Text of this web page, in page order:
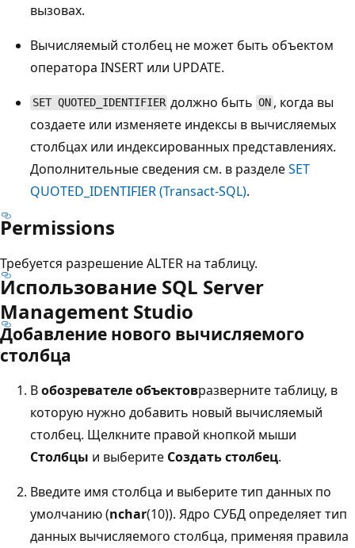
вызовах.
Вычисляемый столбец не может быть объектом
оператора INSERT или UPDATE.
SET QUOTED_IDENTIFIER должно бытьON, когда вы
создаете или изменяете индексы в вычисляемых
столбцах или индексированных представлениях.
Дополнительные сведения см. в разделеSET
QUOTED_IDENTIFIER (Transact-SQL).
Permissions
Требуется разрешение ALTER на таблицу.
Использование SQL Server
Management Studio
Добавление нового вычисляемого
столбца
Вобозревателе объектовразверните таблицу, в
которую нужно добавить новый вычисляемый
столбец. Щелкните правой кнопкой мыши
Столбцы и выберите Создать столбец.
Введите имя столбца и выберите тип данных по
умолчанию (nchar(10)). Ядро СУБД определяет тип
данных вычисляемого столбца, применяя правила